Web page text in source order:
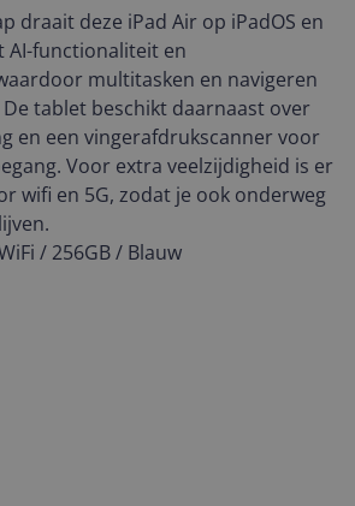
draait deze iPad Air op iPadOS en
AI-functionaliteit en
multitasken en navigeren
tablet beschikt daarnaast over
en een vingerafdrukscanner voor
Voor extra veelzijdigheid is er
wifi en 5G, zodat je ook onderweg